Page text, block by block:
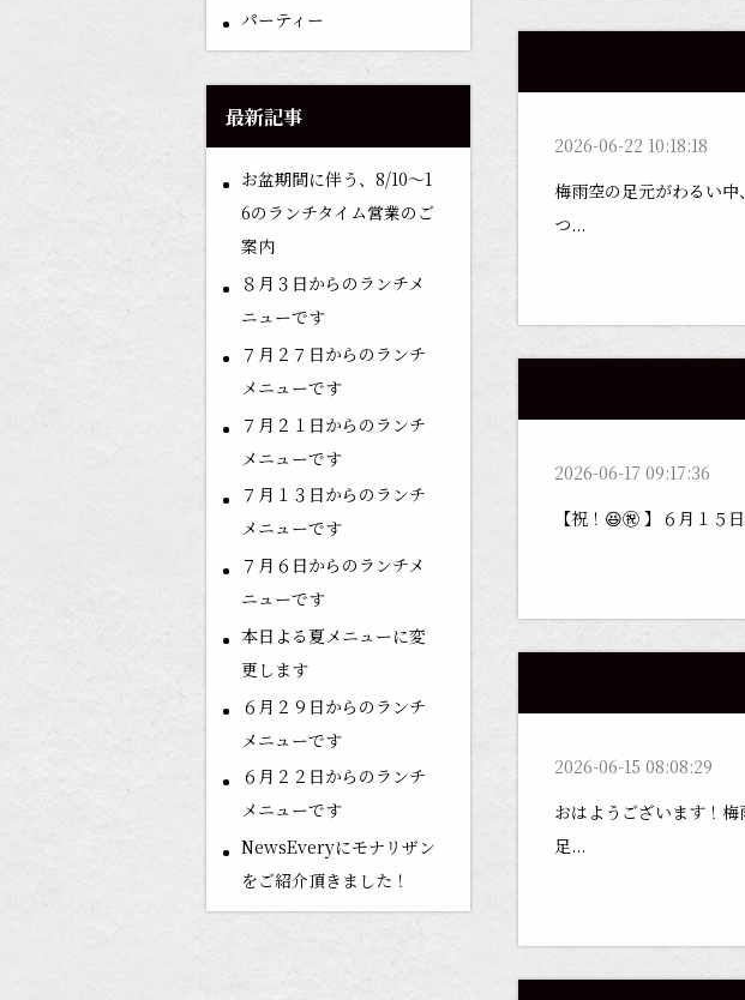
パーティー
最新記事
お盆期間に伴う、8/10〜1
6のランチタイム営業のご
案内
８月３日からのランチメ
ニューです
７月２７日からのランチ
メニューです
７月２１日からのランチ
メニューです
７月１３日からのランチ
メニューです
７月６日からのランチメ
ニューです
本日よる夏メニューに変
更します
６月２９日からのランチ
メニューです
６月２２日からのランチ
メニューです
NewsEveryにモナリザン
をご紹介頂きました！
2026-06-22 10:18:18
梅雨空の足元がわるい
つ...
2026-06-17 09:17:36
【祝！😆㊗️ 】６月１５
2026-06-15 08:08:29
おはようございます！
足...